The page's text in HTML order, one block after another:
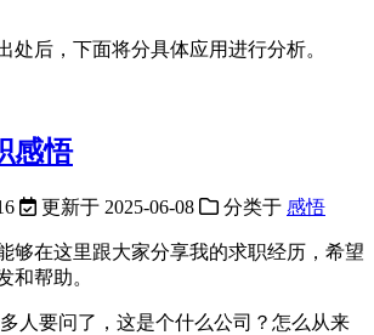
处后，下面将分具体应用进行分析。
感悟
更新于 2025-06-08 分类于 感悟
够在这里跟大家分享我的求职经历，希望
和帮助。
人要问了，这是个什么公司？怎么从来